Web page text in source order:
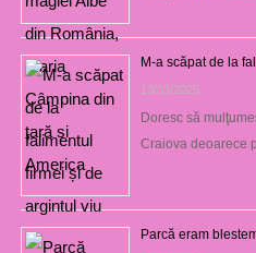
M-a scăpat de la
13/03/2025
Doresc să
Craiova deoarece
Parcă eram